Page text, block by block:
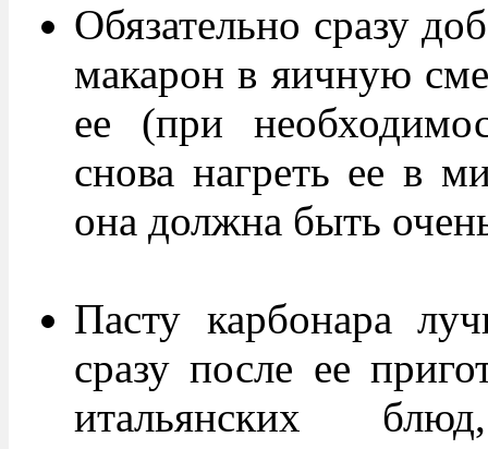
Обязательно сразу
макарон в яичную
ее (при
снова нагреть ее в
она должна быть
Пасту карбонара
сразу после ее
итальянских